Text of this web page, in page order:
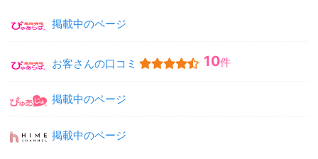
掲載中のページ
お客さんの口コミ 10件
掲載中のページ
掲載中のページ